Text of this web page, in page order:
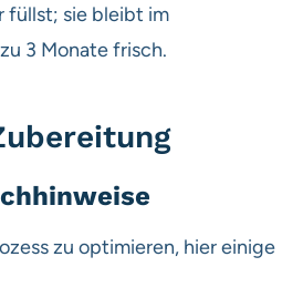
füllst; sie bleibt im
3 Monate frisch.
zu optimieren, hier einige